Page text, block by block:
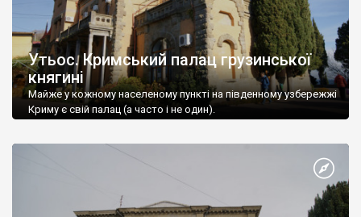
Утьос. Кримський палац грузинської
княгині
Майже у кожному населеному пункті на південному узбережжі
Криму є свій палац (а часто і не один).